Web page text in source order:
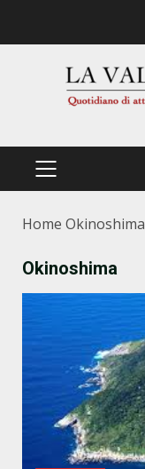
PRIMÄRES
Home Okinoshima
Okinoshima